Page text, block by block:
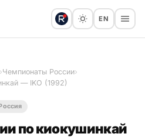
EN
›Чемпионаты России›
— IKO (1992)
по киокушинкай